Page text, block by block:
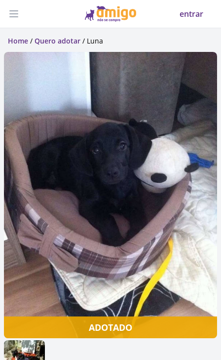
Abrir menu entrar
Home / Quero adotar / Luna
ADOTADO